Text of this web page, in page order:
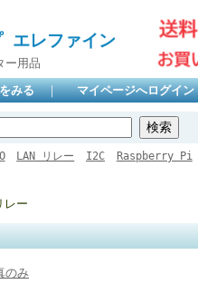
エレファイン
ー用品
みる ｜ マイページへログイン
LAN リレー I2C Raspberry Pi
ー
のみ